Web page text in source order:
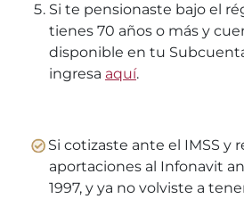
Si te pensionaste bajo el
tienes 70 años o más y
disponible en tu
ingresa aquí.
Si cotizaste ante el IMSS y
aportaciones al Infonavit
1997, y ya no volviste a